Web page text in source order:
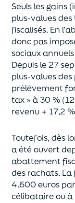
Seuls les gains
plus-values des
fiscalisés. En
donc pas
sociaux
Depuis le 27
plus-values
prélèvement
tax » à 30 %
revenu + 17,2
Toutefois, dès
a été ouvert
abattement
des rachats. La
4.600 euros
célibataire ou